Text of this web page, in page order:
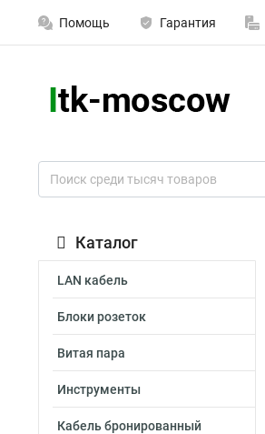
Помощь Гарантия
Каталог
LAN кабель
Блоки розеток
Витая пара
Инструменты
Кабель бронированный